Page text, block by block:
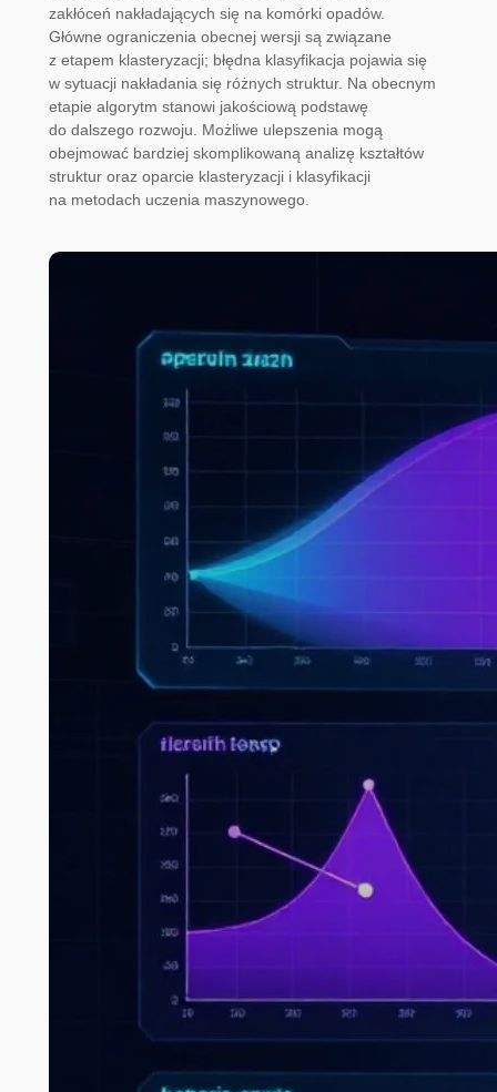
zakłóceń nakładających się na komórki opadów.
Główne ograniczenia obecnej wersji są związane
z etapem klasteryzacji; błędna klasyfikacja pojawia się
w sytuacji nakładania się różnych struktur. Na obecnym
etapie algorytm stanowi jakościową podstawę
do dalszego rozwoju. Możliwe ulepszenia mogą
obejmować bardziej skomplikowaną analizę kształtów
struktur oraz oparcie klasteryzacji i klasyfikacji
na metodach uczenia maszynowego.